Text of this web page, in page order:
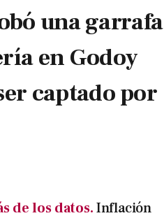
una garrafa
en Godoy
captado por
de los datos.Inflación